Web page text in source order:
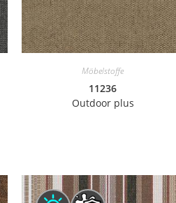
Möbelstoffe
11236
Outdoor plus